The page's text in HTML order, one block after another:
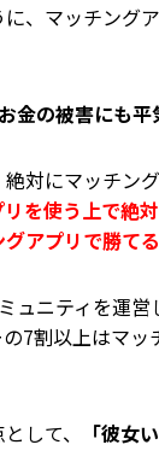
に、マッチン
お金の被害にも平
対にマッチン
リを使う上で絶
アプリで勝てる
ュニティを運
7割以上はマ
して、 「彼女